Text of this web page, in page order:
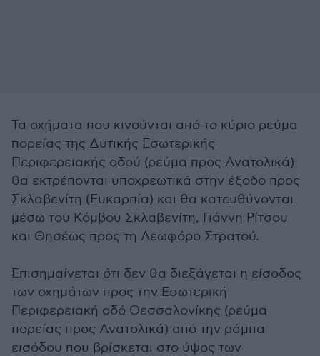
Τα οχήματα που κινούνται από το κύριο ρεύμα
πορείας της Δυτικής Εσωτερικής
Περιφερειακής οδού (ρεύμα προς Ανατολικά)
θα εκτρέπονται υποχρεωτικά στην έξοδο προς
Σκλαβενίτη (Ευκαρπία) και θα κατευθύνονται
μέσω του Κόμβου Σκλαβενίτη, Γιάννη Ρίτσου
και Θησέως προς τη Λεωφόρο Στρατού.
Επισημαίνεται ότι δεν θα διεξάγεται η είσοδος
των οχημάτων προς την Εσωτερική
Περιφερειακή οδό Θεσσαλονίκης (ρεύμα
πορείας προς Ανατολικά) από την ράμπα
εισόδου που βρίσκεται στο ύψος των